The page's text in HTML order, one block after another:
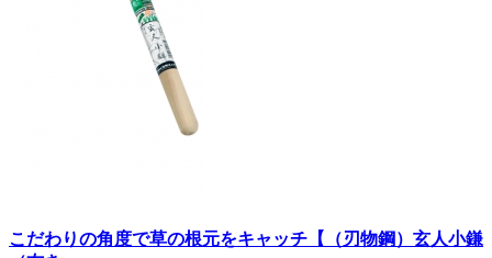
こだわりの角度で草の根元をキャッチ【（刃物鋼）玄人小鎌